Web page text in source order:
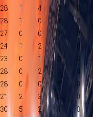
28 1 4 0
0
28 1 0 1
0
27 0 0 1
0
24 1 2 1
0
23 0 1 0
0
28 0 2 0
0
28 0 0 1
0
21 2 3 0
0
30 5 2 1
0